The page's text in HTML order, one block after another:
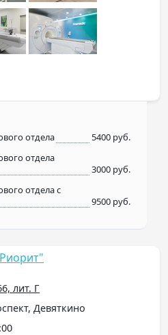
отдела
5400 руб.
отдела
3000 руб.
отдела с
9500 руб.
лит. Г
Девяткино